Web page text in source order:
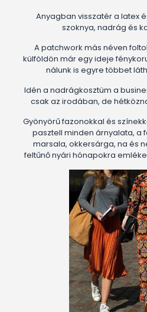
Anyagban visszatér a latex
szoknya, nadrág és
A patchwork más néven
külföldön már egy ideje
nálunk is egyre többet
Idén a nadrágkosztüm a
csak az irodában, de
Gyönyörű fazonokkal és
pasztell minden árnyalata, a
marsala, okkersárga, na és
feltűnő nyári hónapokra